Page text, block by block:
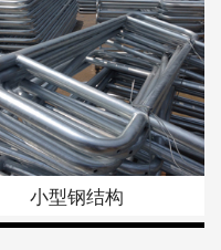
小型钢结构